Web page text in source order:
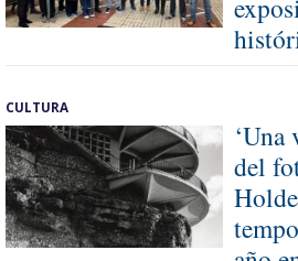
CULTURA
‘Una
del